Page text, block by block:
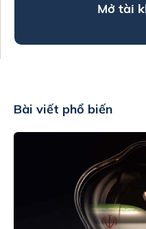
Mở tài
Bài viết phổ biến